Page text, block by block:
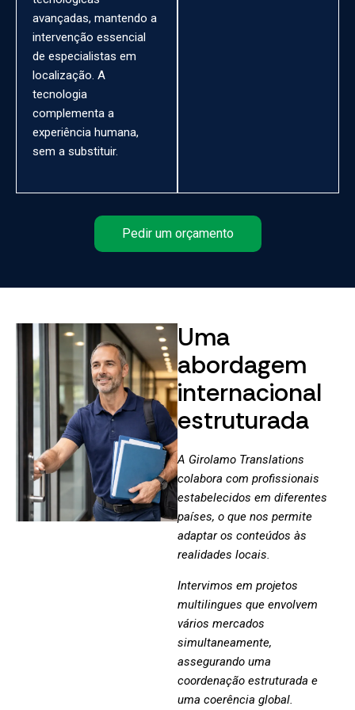
avançadas, mantendo a
intervenção essencial
de especialistas em
localização. A
tecnologia
complementa a
experiência humana,
sem a substituir.
Pedir um orçamento
Uma
abordagem
internacional
estruturada
A Girolamo Translations
colabora com profissionais
estabelecidos em diferentes
países, o que nos permite
adaptar os conteúdos às
realidades locais.
Intervimos em projetos
multilingues que envolvem
vários mercados
simultaneamente,
assegurando uma
coordenação estruturada e
uma coerência global.